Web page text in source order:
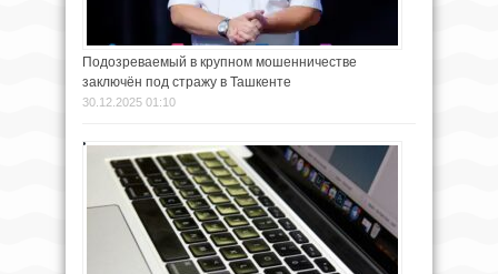
Подозреваемый в крупном мошенничестве
заключён под стражу в Ташкенте
30.12.2025 01:10